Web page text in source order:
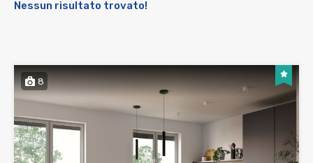
Nessun risultato trovato!
8